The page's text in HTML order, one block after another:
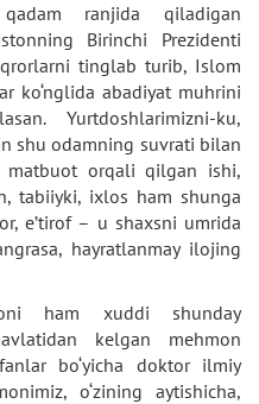
ranjida qiladigan
Birinchi Prezidenti
tinglab turib, Islom
ko‘nglida abadiyat muhrini
Yurtdoshlarimizni-ku,
shu odamning suvrati bilan
matbuot orqali qilgan ishi,
tabiiyki, ixlos ham shunga
e’tirof – u shaxsni umrida
hayratlanmay ilojing
ham xuddi shunday
kelgan mehmon
bo‘yicha doktor ilmiy
o‘zining aytishicha,